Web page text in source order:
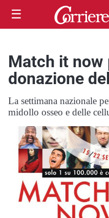
☰
Match it now
donazione
La settimana nazionale
midollo osseo e delle